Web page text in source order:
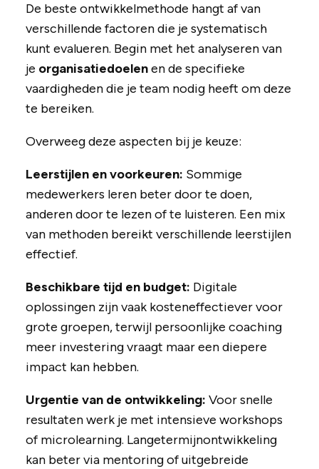
De beste ontwikkelmethode hangt af van
verschillende factoren die je systematisch
kunt evalueren. Begin met het analyseren van
je organisatiedoelenen de specifieke
vaardigheden die je team nodig heeft om deze
te bereiken.
Overweeg deze aspecten bij je keuze:
Leerstijlen en voorkeuren: Sommige
medewerkers leren beter door te doen,
anderen door te lezen of te luisteren. Een mix
van methoden bereikt verschillende leerstijlen
effectief.
Beschikbare tijd en budget: Digitale
oplossingen zijn vaak kosteneffectiever voor
grote groepen, terwijl persoonlijke coaching
meer investering vraagt maar een diepere
impact kan hebben.
Urgentie van de ontwikkeling: Voor snelle
resultaten werk je met intensieve workshops
of microlearning. Langetermijnontwikkeling
kan beter via mentoring of uitgebreide